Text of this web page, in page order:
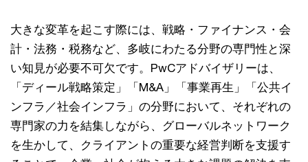
大きな変革を起こす際には、戦略・ファイナンス・会
計・法務・税務など、多岐にわたる分野の専門性と深
い知見が必要不可欠です。PwCアドバイザリーは、
「ディール戦略策定」「M&A」「事業再生」「公共イ
ンフラ／社会インフラ」の分野において、それぞれの
専門家の力を結集しながら、グローバルネットワーク
を生かして、クライアントの重要な経営判断を支援す